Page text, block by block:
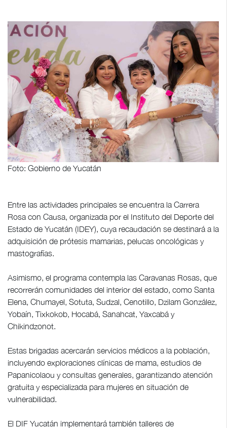
Foto: Gobierno de Yucatán
Entre las actividades principales se encuentra la Carrera
Rosa con Causa, organizada por el Instituto del Deporte del
Estado de Yucatán (IDEY), cuya recaudación se destinará a la
adquisición de prótesis mamarias, pelucas oncológicas y
mastografías.
Asimismo, el programa contempla las Caravanas Rosas, que
recorrerán comunidades del interior del estado, como Santa
Elena, Chumayel, Sotuta, Sudzal, Cenotillo, Dzilam González,
Yobaín, Tixkokob, Hocabá, Sanahcat, Yaxcabá y
Chikindzonot.
Estas brigadas acercarán servicios médicos a la población,
incluyendo exploraciones clínicas de mama, estudios de
Papanicolaou y consultas generales, garantizando atención
gratuita y especializada para mujeres en situación de
vulnerabilidad.
El DIF Yucatán implementará también talleres de